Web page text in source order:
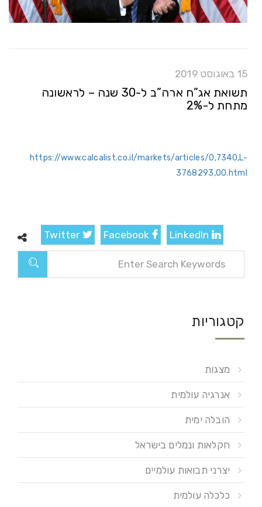
15 באוגוסט 2019
תשואת אג”ח ארה”ב ל-30 שנה – לראשונה
מתחת ל-2%
https://www.calcalist.co.il/markets/articles/0,7340,L-
3768293,00.html
קטגוריות
מצגות
אנרגיה עולמית
הובלה ימית
חקלאות ונמלים בישראל
יצרני תבואות עולמיים
כלכלה עולמית